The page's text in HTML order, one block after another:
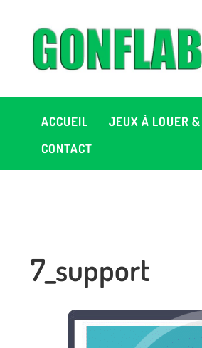
ACCUEIL JEUX À LOUER
CONTACT
7_support